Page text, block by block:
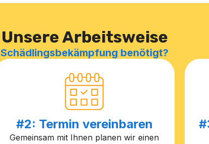
Unsere Arbeitsweise
Schädlingsbekämpfung benötigt?
#2: Termin vereinbaren
Gemeinsam mit Ihnen planen wir einen